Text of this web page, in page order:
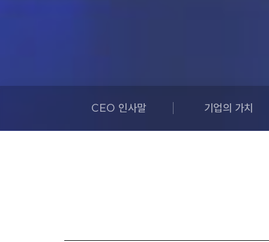
CEO 인사말 기업의 가치